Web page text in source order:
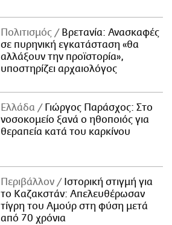
Πολιτισμός
Βρετανία: Ανασκαφές
σε πυρηνική εγκατάσταση «θα
αλλάξουν την προϊστορία»,
υποστηρίζει αρχαιολόγος
Ελλάδα
Γιώργος Παράσχος: Στο
νοσοκομείο ξανά ο ηθοποιός για
θεραπεία κατά του καρκίνου
Περιβάλλον
Ιστορική στιγμή για
το Καζακστάν: Απελευθέρωσαν
τίγρη του Αμούρ στη φύση μετά
από 70 χρόνια